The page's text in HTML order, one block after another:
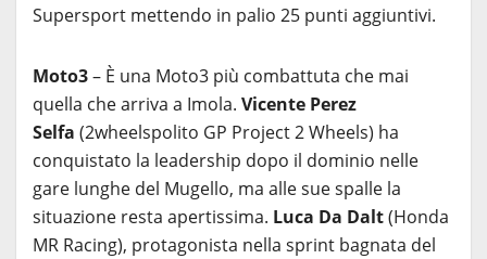
Supersport mettendo in palio 25 punti aggiuntivi.
Moto3– È una Moto3 più combattuta che mai
quella che arriva a Imola. Vicente Perez
Selfa (2wheelspolito GP Project 2 Wheels) ha
conquistato la leadership dopo il dominio nelle
gare lunghe del Mugello, ma alle sue spalle la
situazione resta apertissima. Luca Da Dalt(Honda
MR Racing), protagonista nella sprint bagnata del